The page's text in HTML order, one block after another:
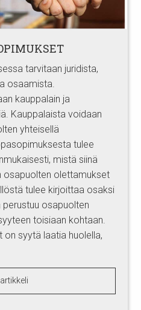
tarvitaan juridista,
osaamista.
kauppalain ja
Kauppalaista voidaan
yhteisellä
tulee
mistä siinä
osapuolten olettamukset
tulee kirjoittaa osaksi
osapuolten
toisiaan kohtaan.
syytä laatia huolella,